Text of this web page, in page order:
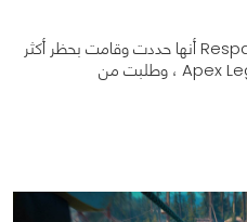
في تحديث هذا الأسبوع ، ذكرت Respawn أنها حددت وقامت بحظر أكثر